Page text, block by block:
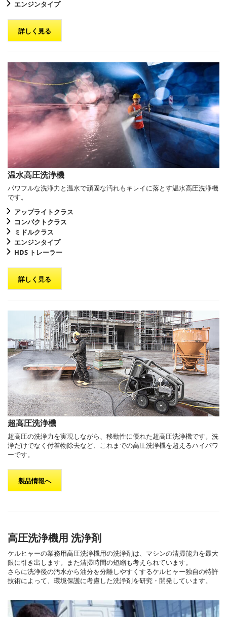
エンジンタイプ
詳しく見る
温水高圧洗浄機
パワフルな洗浄力と温水で頑固な汚れもキレイに落とす温水高圧洗浄機
です。
アップライトクラス
コンパクトクラス
ミドルクラス
エンジンタイプ
HDS トレーラー
詳しく見る
超高圧洗浄機
超高圧の洗浄力を実現しながら、移動性に優れた超高圧洗浄機です。洗
浄だけでなく付着物除去など、これまでの高圧洗浄機を超えるハイパワ
ーです。
製品情報へ
高圧洗浄機用 洗浄剤
ケルヒャーの業務用高圧洗浄機用の洗浄剤は、マシンの清掃能力を最大
限に引き出します。また清掃時間の短縮も考えられています。
さらに洗浄後の汚水から油分を分離しやすくするケルヒャー独自の特許
技術によって、環境保護に考慮した洗浄剤を研究・開発しています。